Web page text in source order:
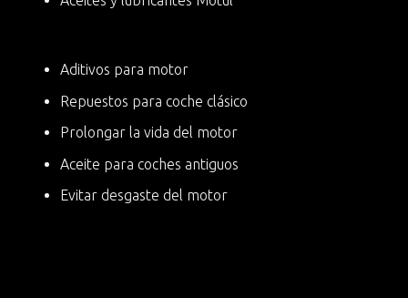
Aditivos para motor
Repuestos para coche clásico
Prolongar la vida del motor
Aceite para coches antiguos
Evitar desgaste del motor